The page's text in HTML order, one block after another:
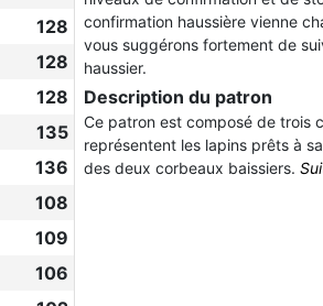
128
128
128
135
136
108
109
106
confirmation haussière vienne
vous suggérons fortement de
haussier.
Description du patron
Ce patron est composé de trois
représentent les lapins prêts à
des deux corbeaux baissiers.